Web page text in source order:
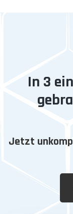
In 3
Jetzt